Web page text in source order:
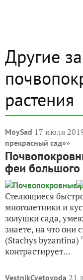
Другие
растения
MoySad 17 июля
прекрасный сад»»
феи большого
Стелющиеся
многолетники и
золушки сада,
знаете, на что они
(Stachys byzantina)
контрастирует...
VestnikCvetovoda 21